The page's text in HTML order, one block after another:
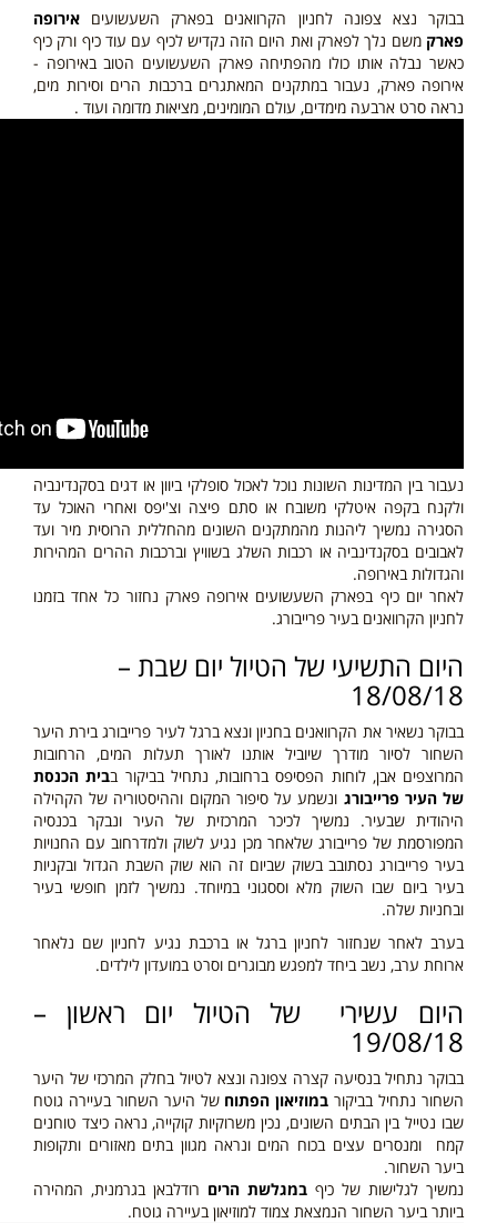
בבוקר נצא צפונה לחניון הקרוואנים בפארק השעשועים אירופה
פארק משם נלך לפארק ואת היום הזה נקדיש לכיף עם עוד כיף ורק כיף
כאשר נבלה אותו כולו מהפתיחה פארק השעשועים הטוב באירופה -
אירופה פארק, נעבור במתקנים המאתגרים ברכבות הרים וסירות מים,
נראה סרט ארבעה מימדים, עולם המומינים, מציאות מדומה ועוד .
נעבור בין המדינות השונות נוכל לאכול סופלקי ביוון או דגים בסקנדינביה
ולקנח בקפה איטלקי משובח או סתם פיצה וצ'יפס ואחרי האוכל עד
הסגירה נמשיך ליהנות מהמתקנים השונים מהחללית הרוסית מיר ועד
לאבובים בסקנדינביה או רכבות השלג בשוויץ וברכבות ההרים המהירות
והגדולות באירופה.
לאחר יום כיף בפארק השעשועים אירופה פארק נחזור כל אחד בזמנו
לחניון הקרוואנים בעיר פרייבורג.
היום התשיעי של הטיול יום שבת –
18/08/18
בבוקר נשאיר את הקרוואנים בחניון ונצא ברגל לעיר פרייבורג בירת היער
השחור לסיור מודרך שיוביל אותנו לאורך תעלות המים, הרחובות
המרוצפים אבן, לוחות הפסיפס ברחובות, נתחיל בביקור בבית הכנסת
של העיר פרייבורג ונשמע על סיפור המקום וההיסטוריה של הקהילה
היהודית שבעיר. נמשיך לכיכר המרכזית של העיר ונבקר בכנסיה
המפורסמת של פרייבורג שלאחר מכן נגיע לשוק ולמדרחוב עם החנויות
בעיר פרייבורג נסתובב בשוק שביום זה הוא שוק השבת הגדול ובקניות
בעיר ביום שבו השוק מלא וססגוני במיוחד. נמשיך לזמן חופשי בעיר
ובחניות שלה.
בערב לאחר שנחזור לחניון ברגל או ברכבת נגיע לחניון שם נלאחר
ארוחת ערב, נשב ביחד למפגש מבוגרים וסרט במועדון לילדים.
היום עשירי של הטיול יום ראשון –
19/08/18
בבוקר נתחיל בנסיעה קצרה צפונה ונצא לטיול בחלק המרכזי של היער
השחור נתחיל בביקור במוזיאון הפתוח של היער השחור בעיירה גוטח
שבו נטייל בין הבתים השונים, נכין משרוקיות קוקייה, נראה כיצד טוחנים
קמח ומנסרים עצים בכוח המים ונראה מגוון בתים מאזורים ותקופות
ביער השחור.
נמשיך לגלישות של כיף במגלשת הרים רודלבאן בגרמנית, המהירה
ביותר ביער השחור הנמצאת צמוד למוזיאון בעיירה גוטח.